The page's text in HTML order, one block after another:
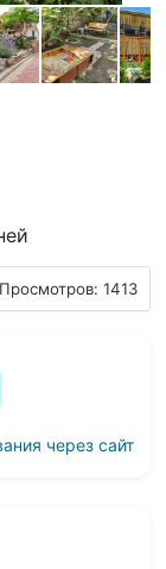
Просмотров: 1413
через сайт